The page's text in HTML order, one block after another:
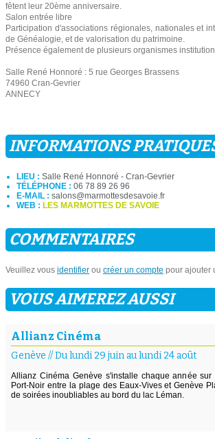
fêtent leur 20ème anniversaire.
Salon entrée libre
Participation d'associations régionales, nationales et
de Généalogie, et de valorisation du patrimoine.
Présence également de plusieurs organismes
Salle René Honnoré : 5 rue Georges Brassens
74960 Cran-Gevrier
ANNECY
INFORMATIONS
LIEU : Salle René Honnoré - Cran-Gevrier
TÉLÉPHONE : 06 78 89 26 96
E-MAIL : salons@marmottesdesavoie.fr
WEB : LES MARMOTTES DE SAVOIE
COMMENTAIRES
Veuillez vous identifier ou créer un compte pour ajouter
VOUS AIMEREZ AUSSI
Allianz Cinéma
Genève //Du lundi 29 juin au lundi 24 août
Allianz Cinéma Genève s'installe chaque année
Port-Noir entre la plage des Eaux-Vives et Genève
de soirées inoubliables au bord du lac Léman.